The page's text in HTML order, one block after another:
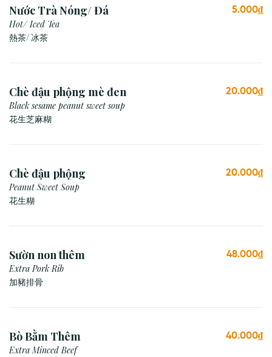
Nước Trà Nóng/ Đá
Hot/ Iced Tea
熱茶/ 冰茶
5.000₫
Chè đậu phộng mè đen
Black sesame peanut sweet soup
花生芝麻糊
20.000₫
Chè đậu phộng
Peanut Sweet Soup
花生糊
20.000₫
Sườn non thêm
Extra Pork Rib
加豬排骨
48.000₫
Bò Bằm Thêm
Extra Minced Beef
40.000₫